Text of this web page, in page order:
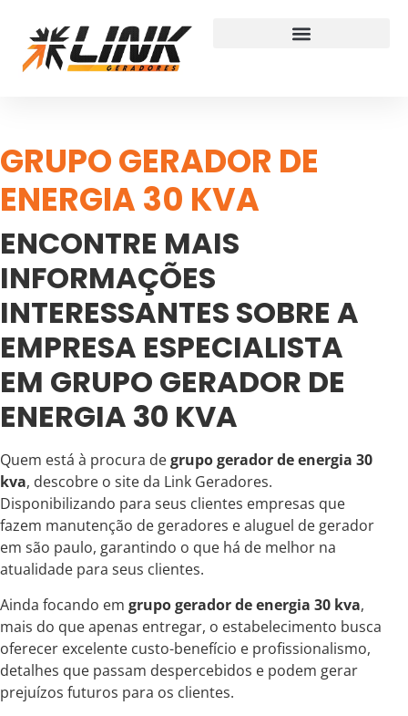
GRUPO GERADOR DE
ENERGIA 30 KVA
ENCONTRE MAIS
INFORMAÇÕES
INTERESSANTES SOBRE A
EMPRESA ESPECIALISTA
EM GRUPO GERADOR DE
ENERGIA 30 KVA
Quem está à procura degrupo gerador de energia 30
kva, descobre o site da Link Geradores.
Disponibilizando para seus clientes empresas que
fazem manutenção de geradores e aluguel de gerador
em são paulo, garantindo o que há de melhor na
atualidade para seus clientes.
Ainda focando em grupo gerador de energia 30 kva,
mais do que apenas entregar, o estabelecimento busca
oferecer excelente custo-benefício e profissionalismo,
detalhes que passam despercebidos e podem gerar
prejuízos futuros para os clientes.